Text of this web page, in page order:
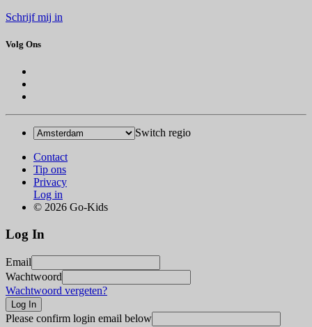
Schrijf mij in
Volg Ons
Switch regio
Contact
Tip ons
Privacy
Log in
© 2026 Go-Kids
Log In
Email
Wachtwoord
Wachtwoord vergeten?
Please confirm login email below